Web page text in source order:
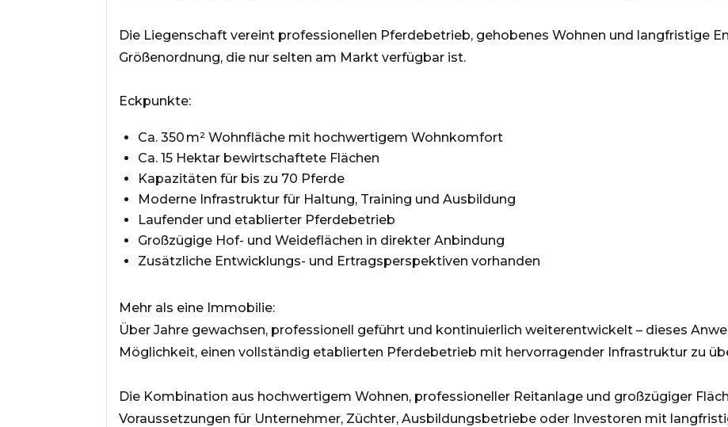
Die Liegenschaft vereint professionellen Pferdebetrieb, gehobenes Wohnen und langfristige
Größenordnung, die nur selten am Markt verfügbar ist.
Eckpunkte:
Ca. 350 m² Wohnfläche mit hochwertigem Wohnkomfort
Ca. 15 Hektar bewirtschaftete Flächen
Kapazitäten für bis zu 70 Pferde
Moderne Infrastruktur für Haltung, Training und Ausbildung
Laufender und etablierter Pferdebetrieb
Großzügige Hof- und Weideflächen in direkter Anbindung
Zusätzliche Entwicklungs- und Ertragsperspektiven vorhanden
Mehr als eine Immobilie:
Über Jahre gewachsen, professionell geführt und kontinuierlich weiterentwickelt – dieses
Möglichkeit, einen vollständig etablierten Pferdebetrieb mit hervorragender Infrastruktur zu
Die Kombination aus hochwertigem Wohnen, professioneller Reitanlage und großzügiger
Voraussetzungen für Unternehmer, Züchter, Ausbildungsbetriebe oder Investoren mit